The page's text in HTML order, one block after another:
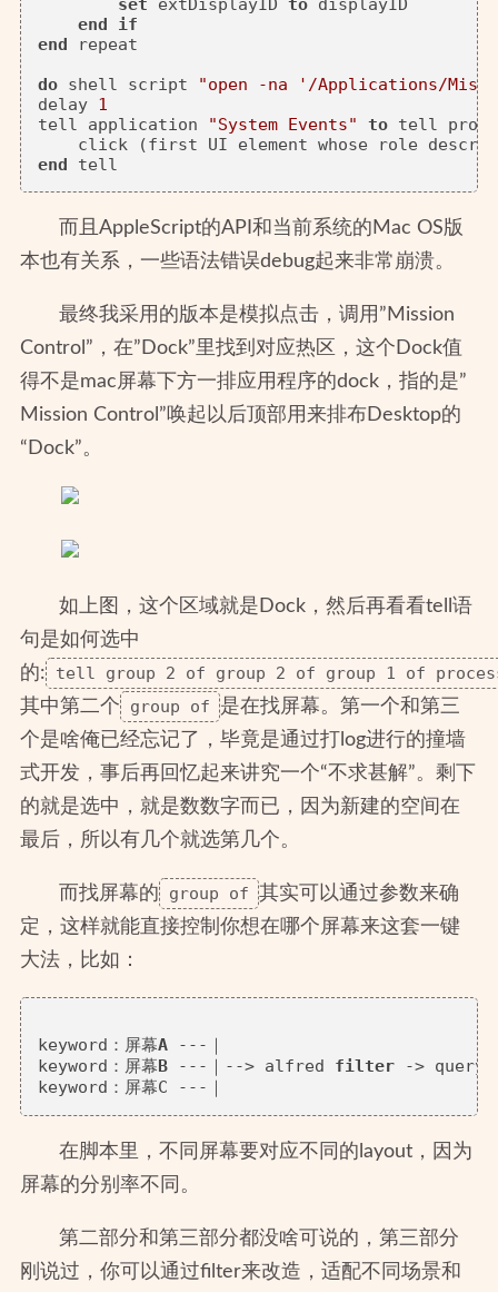
end
if
end repeat
do shell script
"open -na '/Applications/
delay 1
tell application
"System Events" to tell
click (first UI element whose role
end
而且AppleScript的API和当前系统的Mac OS版
本也有关系，一些语法错误debug起来非常崩溃。
最终我采用的版本是模拟点击，调用”Mission
Control”，在”Dock”里找到对应热区，这个Dock值
得不是mac屏幕下方一排应用程序的dock，指的是”
Mission Control”唤起以后顶部用来排布Desktop的
“Dock”。
如上图，这个区域就是Dock，然后再看看tell语
句是如何选中
的:
tell group 2 of group 2 of group 1 of
其中第二个 group of 是在找屏幕。第一个和第三
个是啥俺已经忘记了，毕竟是通过打log进行的撞墙
式开发，事后再回忆起来讲究一个“不求甚解”。剩下
的就是选中，就是数数字而已，因为新建的空间在
最后，所以有几个就选第几个。
而找屏幕的 group of 其实可以通过参数来确
定，这样就能直接控制你想在哪个屏幕来这套一键
大法，比如：
keyword：屏幕A ---｜
keyword：屏幕B ---｜--> alfred filter -> query
在脚本里，不同屏幕要对应不同的layout，因为
屏幕的分别率不同。
第二部分和第三部分都没啥可说的，第三部分
刚说过，你可以通过filter来改造，适配不同场景和